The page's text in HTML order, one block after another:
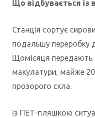
Що відбувається
Станція сортує
подальшу переробку
Щомісяця передають
макулатури, майже
прозорого скла.
Із ПЕТ-пляшкою